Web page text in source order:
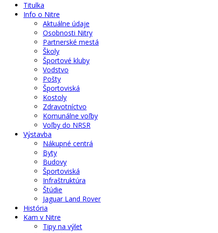
Titulka
Info o Nitre
Aktuálne údaje
Osobnosti Nitry
Partnerské mestá
Školy
Športové kluby
Vodstvo
Pošty
Športoviská
Kostoly
Zdravotníctvo
Komunálne voľby
Voľby do NRSR
Výstavba
Nákupné centrá
Byty
Budovy
Športoviská
Infraštruktúra
Štúdie
Jaguar Land Rover
História
Kam v Nitre
Tipy na výlet